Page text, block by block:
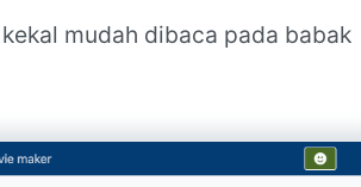
mudah dibaca pada babak